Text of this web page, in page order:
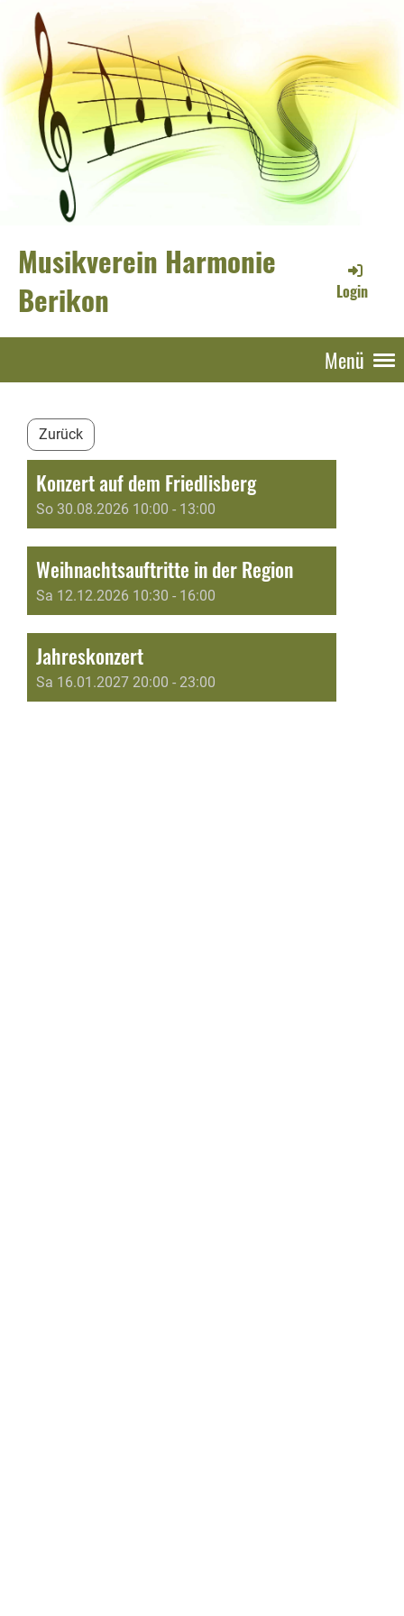
Musikverein Harmonie
Berikon
Login
Menü
Zurück
Konzert auf dem Friedlisberg
So 30.08.2026 10:00 - 13:00
Weihnachtsauftritte in der Region
Sa 12.12.2026 10:30 - 16:00
Jahreskonzert
Sa 16.01.2027 20:00 - 23:00